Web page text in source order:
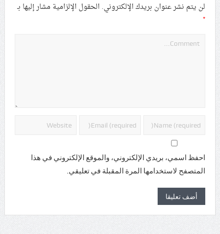
لن يتم نشر عنوان بريدك الإلكتروني. الحقول الإلزامية مشار إليها بـ
*
احفظ اسمي، بريدي الإلكتروني، والموقع الإلكتروني في هذا
المتصفح لاستخدامها المرة المقبلة في تعليقي.